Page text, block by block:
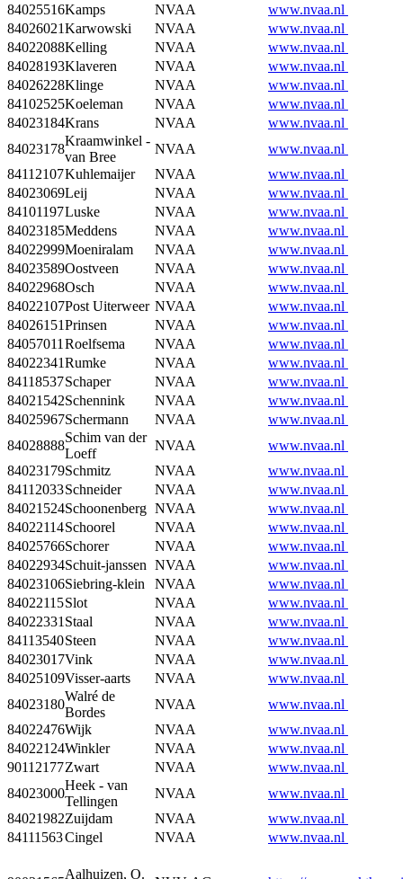
84025516Kamps NVAA
www.nvaa.nl
84026021Karwowski NVAA
www.nvaa.nl
84022088Kelling NVAA
www.nvaa.nl
84028193Klaveren NVAA
www.nvaa.nl
84026228Klinge NVAA
www.nvaa.nl
84102525Koeleman NVAA
www.nvaa.nl
84023184Krans NVAA
www.nvaa.nl
84023178
Kraamwinkel -
van Bree
NVAA
www.nvaa.nl
84112107Kuhlemaijer NVAA
www.nvaa.nl
84023069Leij NVAA
www.nvaa.nl
84101197Luske NVAA
www.nvaa.nl
84023185Meddens NVAA
www.nvaa.nl
84022999Moeniralam NVAA
www.nvaa.nl
84023589Oostveen NVAA
www.nvaa.nl
84022968Osch NVAA
www.nvaa.nl
84022107Post Uiterweer NVAA
www.nvaa.nl
84026151Prinsen NVAA
www.nvaa.nl
84057011Roelfsema NVAA
www.nvaa.nl
84022341Rumke NVAA
www.nvaa.nl
84118537Schaper NVAA
www.nvaa.nl
84021542Schennink NVAA
www.nvaa.nl
84025967Schermann NVAA
www.nvaa.nl
84028888
Schim van der
Loeff
NVAA
www.nvaa.nl
84023179Schmitz NVAA
www.nvaa.nl
84112033Schneider NVAA
www.nvaa.nl
84021524Schoonenberg NVAA
www.nvaa.nl
84022114Schoorel NVAA
www.nvaa.nl
84025766Schorer NVAA
www.nvaa.nl
84022934Schuit-janssen NVAA
www.nvaa.nl
84023106Siebring-klein NVAA
www.nvaa.nl
84022115Slot NVAA
www.nvaa.nl
84022331Staal NVAA
www.nvaa.nl
84113540Steen NVAA
www.nvaa.nl
84023017Vink NVAA
www.nvaa.nl
84025109Visser-aarts NVAA
www.nvaa.nl
84023180
Walré de
Bordes
NVAA
www.nvaa.nl
84022476Wijk NVAA
www.nvaa.nl
84022124Winkler NVAA
www.nvaa.nl
90112177Zwart NVAA
www.nvaa.nl
84023000
Heek - van
Tellingen
NVAA
www.nvaa.nl
84021982Zuijdam NVAA
www.nvaa.nl
84111563Cingel NVAA www.nvaa.nl
Aalhuizen, O.